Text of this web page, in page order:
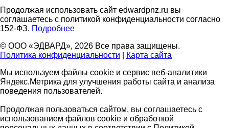
Продолжая использовать сайт edwardpnz.ru вы
соглашаетесь с политикой конфиденциальности согласно
152-ФЗ. Подробнее
© ООО «ЭДВАРД», 2026 Все права защищены.
Политика конфиденциальности
Карта сайта
Мы используем файлы cookie и сервис веб-аналитики
Яндекс.Метрика для улучшения работы сайта и анализа
поведения пользователей.
Продолжая пользоваться сайтом, вы соглашаетесь с
использованием файлов cookie и обработкой